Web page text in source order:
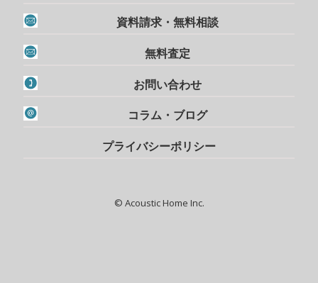
資料請求・無料相談
無料査定
お問い合わせ
コラム・ブログ
プライバシーポリシー
© Acoustic Home Inc.